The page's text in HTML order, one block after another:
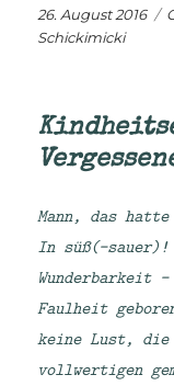
Veröffentlicht
am
26. August 2016
Schickimicki
Mann, das
In süß(-sauer)!
Wunderbarkeit
Faulheit
keine Lust,
vollwertigen